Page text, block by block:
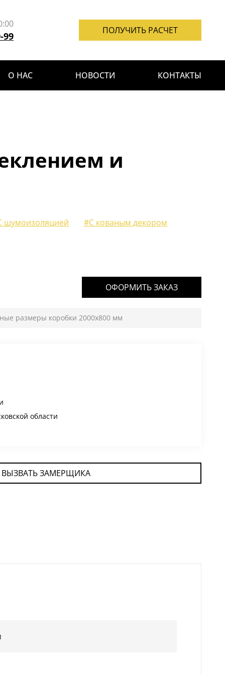
99 ПОЛУЧИТЬ РАСЧЕТ
О НАС НОВОСТИ КОНТАКТЫ
и
шумоизоляцией #С кованым декором
ОФОРМИТЬ ЗАКАЗ
размеры коробки 2000х800 мм
области
ВЫЗВАТЬ ЗАМЕРЩИКА